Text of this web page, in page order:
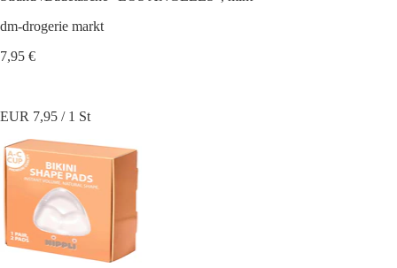
dm-drogerie markt
7,95 €
EUR 7,95 / 1 St